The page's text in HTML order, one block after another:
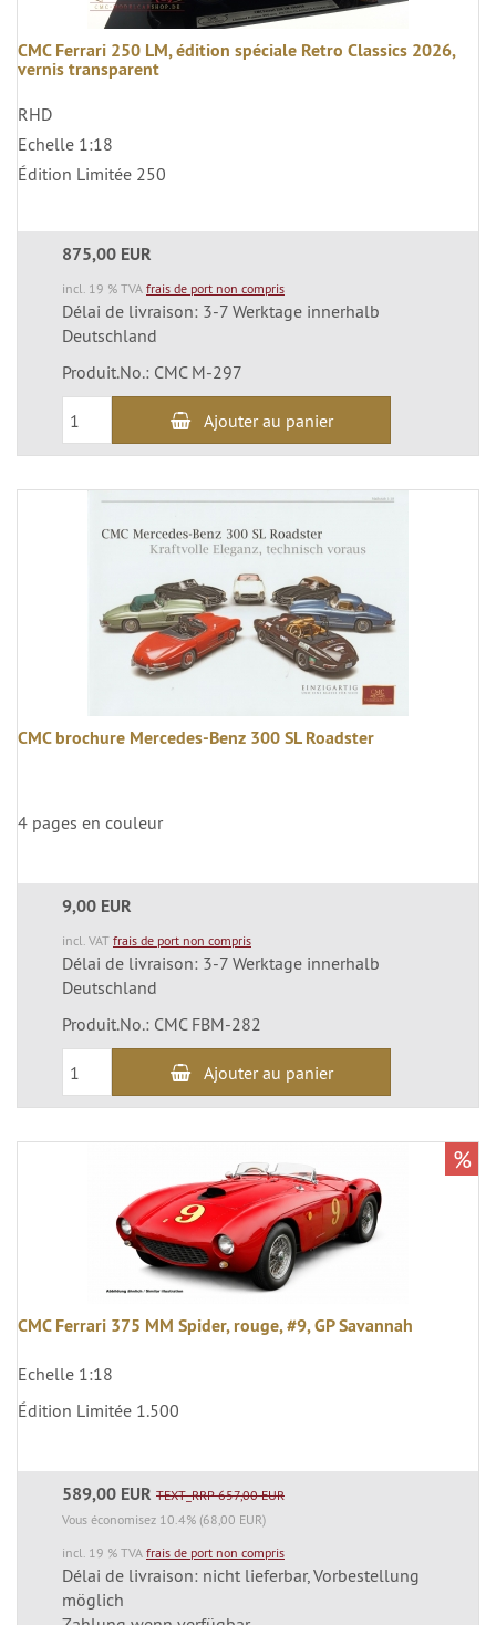
CMC Ferrari 250 LM, édition spéciale Retro Classics 2026,
vernis transparent
RHD
Echelle 1:18
Édition Limitée 250
875,00 EUR
incl. 19 % TVA frais de port non compris
Délai de livraison: 3-7 Werktage innerhalb
Deutschland
Produit.No.: CMC M-297
Ajouter au panier
CMC brochure Mercedes-Benz 300 SL Roadster
4 pages en couleur
9,00 EUR
incl. VAT frais de port non compris
Délai de livraison: 3-7 Werktage innerhalb
Deutschland
Produit.No.: CMC FBM-282
Ajouter au panier
CMC Ferrari 375 MM Spider, rouge, #9, GP Savannah
Echelle 1:18
Édition Limitée 1.500
589,00 EUR TEXT_RRP 657,00 EUR
Vous économisez 10.4% (68,00 EUR)
incl. 19 % TVA frais de port non compris
Délai de livraison: nicht lieferbar, Vorbestellung
möglich
%